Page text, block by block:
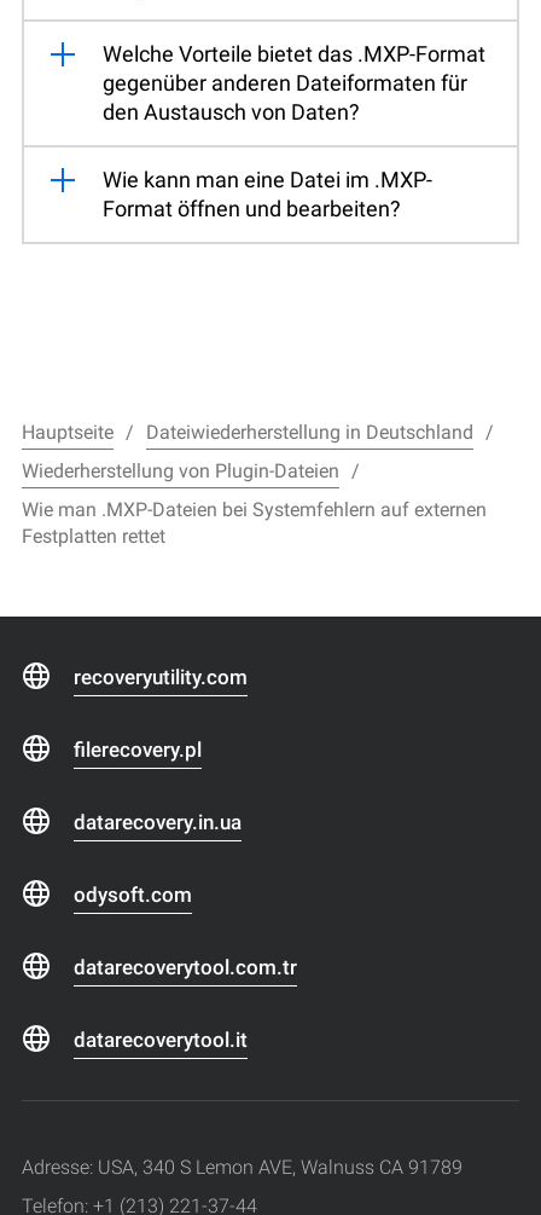
Welche Vorteile bietet das .MXP-Format
gegenüber anderen Dateiformaten für
den Austausch von Daten?
Wie kann man eine Datei im .MXP-
Format öffnen und bearbeiten?
Hauptseite
Dateiwiederherstellung in Deutschland
Wiederherstellung von Plugin-Dateien
Wie man .MXP-Dateien bei Systemfehlern auf externen
Festplatten rettet
recoveryutility.com
filerecovery.pl
datarecovery.in.ua
odysoft.com
datarecoverytool.com.tr
datarecoverytool.it
Adresse: USA, 340 S Lemon AVE, Walnuss CA 91789
Telefon: +1 (213) 221-37-44